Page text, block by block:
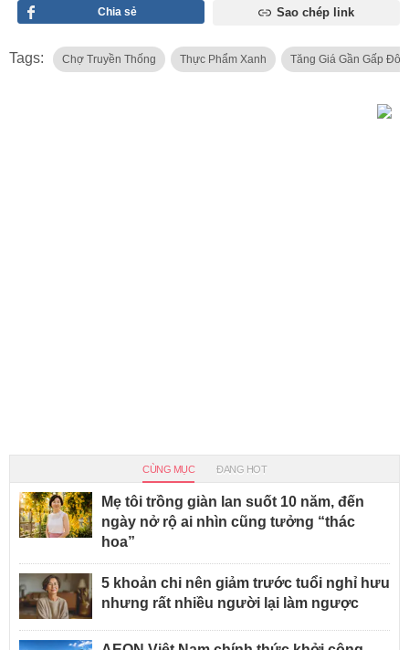
Chia sẻ Sao chép link
Tags: Chợ Truyền Thống Thực Phẩm Xanh Tăng Giá Gần Gấp Đôi
CÙNG MỤC ĐANG HOT
Mẹ tôi trồng giàn lan suốt 10 năm, đến
ngày nở rộ ai nhìn cũng tưởng “thác
hoa”
5 khoản chi nên giảm trước tuổi nghỉ hưu
nhưng rất nhiều người lại làm ngược